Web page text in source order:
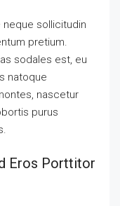
sollicitudin
pretium.
sodales est, eu
natoque
nascetur
purus
Eros Porttitor